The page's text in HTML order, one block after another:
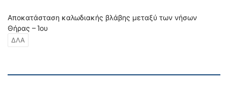
Αποκατάσταση καλωδιακής βλάβης μεταξύ των νήσων
Θήρας – Ίου
ΔΛΑ